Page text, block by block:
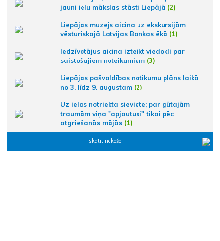
jauni ielu mākslas stāsti Liepājā (2)
Liepājas muzejs aicina uz ekskursijām
vēsturiskajā Latvijas Bankas ēkā (1)
Iedzīvotājus aicina izteikt viedokli par
saistošajiem noteikumiem (3)
Liepājas pašvaldības notikumu plāns laikā
no 3. līdz 9. augustam (2)
Uz ielas notriekta sieviete; par gūtajām
traumām viņa "apjautusi" tikai pēc
atgriešanās mājās (1)
skatīt nākošo